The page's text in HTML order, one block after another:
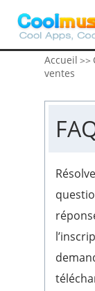
Accueil >>
ventes